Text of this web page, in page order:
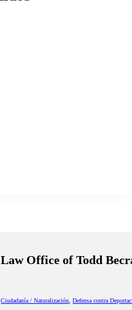
Law Office of Todd
Ciudadanía / Naturalización,Defensa contra